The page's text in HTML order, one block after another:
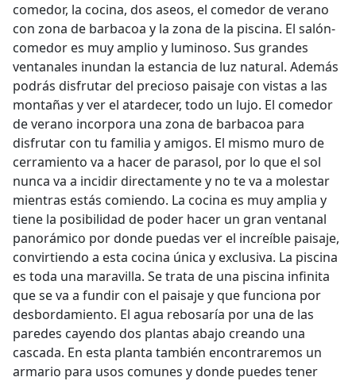
comedor, la cocina, dos aseos, el comedor de verano
con zona de barbacoa y la zona de la piscina. El salón-
comedor es muy amplio y luminoso. Sus grandes
ventanales inundan la estancia de luz natural. Además
podrás disfrutar del precioso paisaje con vistas a las
montañas y ver el atardecer, todo un lujo. El comedor
de verano incorpora una zona de barbacoa para
disfrutar con tu familia y amigos. El mismo muro de
cerramiento va a hacer de parasol, por lo que el sol
nunca va a incidir directamente y no te va a molestar
mientras estás comiendo. La cocina es muy amplia y
tiene la posibilidad de poder hacer un gran ventanal
panorámico por donde puedas ver el increíble paisaje,
convirtiendo a esta cocina única y exclusiva. La piscina
es toda una maravilla. Se trata de una piscina infinita
que se va a fundir con el paisaje y que funciona por
desbordamiento. El agua rebosaría por una de las
paredes cayendo dos plantas abajo creando una
cascada. En esta planta también encontraremos un
armario para usos comunes y donde puedes tener